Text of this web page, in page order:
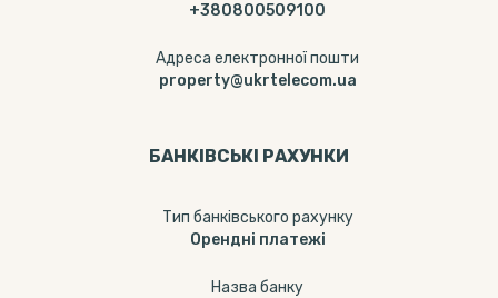
+380800509100
Адреса електронної пошти
property@ukrtelecom.ua
БАНКІВСЬКІ РАХУНКИ
Тип банкiвського рахунку
Орендні платежі
Назва банку